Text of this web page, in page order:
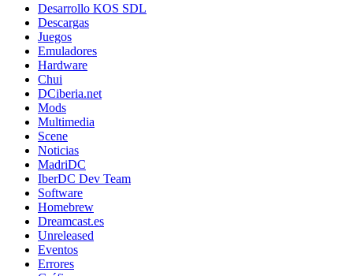
Desarrollo KOS SDL
Descargas
Juegos
Emuladores
Hardware
Chui
DCiberia.net
Mods
Multimedia
Scene
Noticias
MadriDC
IberDC Dev Team
Software
Homebrew
Dreamcast.es
Unreleased
Eventos
Errores